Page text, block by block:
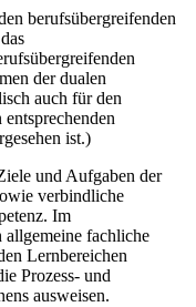
berufsübergreifenden
der dualen
auch für den
ist.)
und Aufgaben der
verbindliche
Im
allgemeine fachliche
Lernbereichen
Prozess- und
ausweisen.